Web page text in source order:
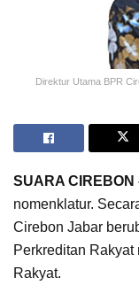
Direktur Utama BPR
SUARA CIREBON
nomenklatur.
Cirebon Jabar
Perkreditan
Rakyat.